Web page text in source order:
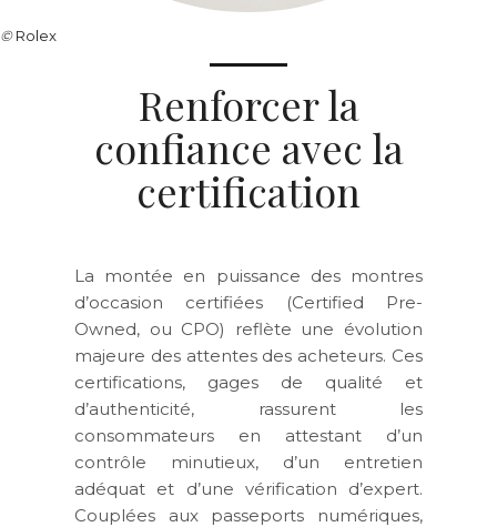
©Rolex
Renforcer la
confiance avec la
certification
La montée en puissance des montres
d’occasion certifiées (Certified Pre-
Owned, ou CPO) reflète une évolution
majeure des attentes des acheteurs. Ces
certifications, gages de qualité et
d’authenticité, rassurent les
consommateurs en attestant d’un
contrôle minutieux, d’un entretien
adéquat et d’une vérification d’expert.
Couplées aux passeports numériques,